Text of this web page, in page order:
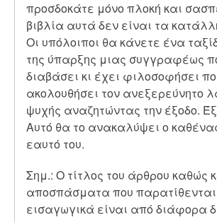
προσδοκάτε μόνο πλοκή και
βιβλία αυτά δεν είναι τα
Οι υπόλοιποι θα κάνετε ένα
της ύπαρξης μιας συγγραφέως
διαβάσει κι έχει φιλοσοφήσει
ακολουθήσει τον ανεξερεύνητο
ψυχής αναζητώντας την έξοδο.
Αυτό θα το ανακαλύψει ο
εαυτό του.
Σημ.: Ο τίτλος του άρθρου καθώς
αποσπάσματα που
εισαγωγικά είναι από διάφορα